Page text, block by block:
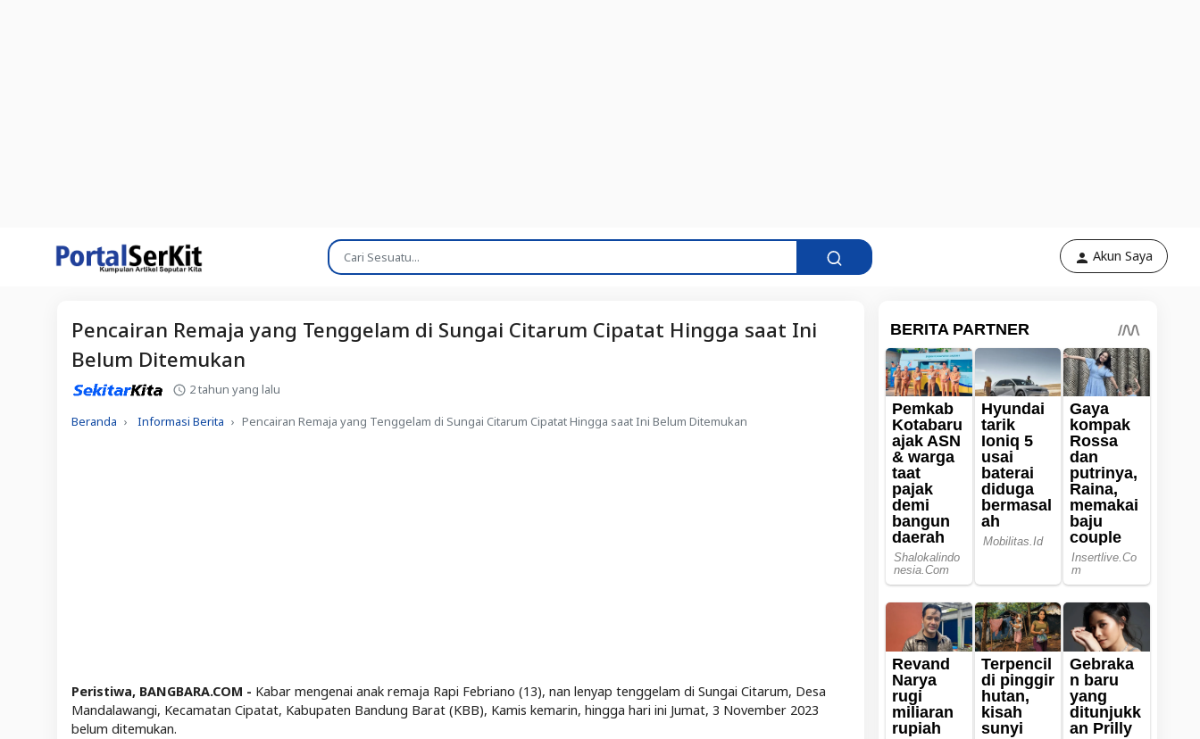
Akun Saya
Pencairan Remaja yang Tenggelam di Sungai Citarum Cipatat Hingga saat Ini
Belum Ditemukan
2 tahun yang lalu
Beranda Informasi Berita Pencairan Remaja yang Tenggelam di Sungai Citarum Cipatat Hingga saat Ini Belum Ditemukan
Peristiwa, BANGBARA.COM - Kabar mengenai anak remaja Rapi Febriano (13), nan lenyap tenggelam di Sungai Citarum, Desa
Mandalawangi, Kecamatan Cipatat, Kabupaten Bandung Barat (KBB), Kamis kemarin, hingga hari ini Jumat, 3 November 2023
belum ditemukan.